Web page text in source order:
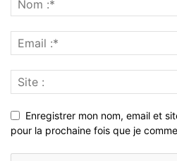
Enregistrer mon nom, email et
pour la prochaine fois que je